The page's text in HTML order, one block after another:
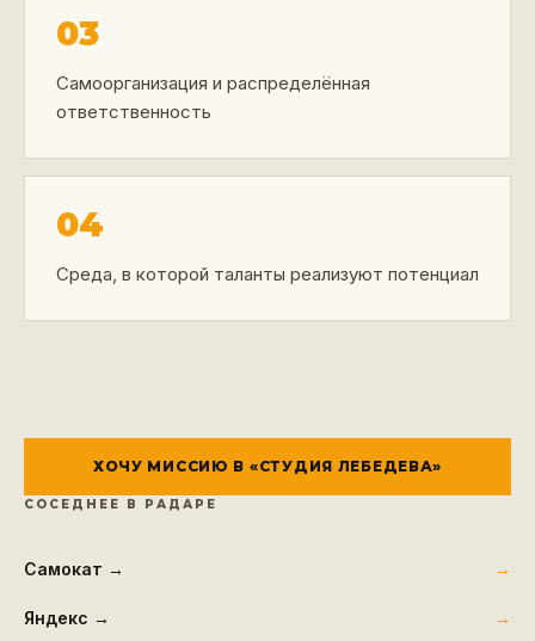
03
Самоорганизация и распределённая
ответственность
04
Среда, в которой таланты реализуют потенциал
ХОЧУ МИССИЮ В «СТУДИЯ ЛЕБЕДЕВА»
СОСЕДНЕЕ В РАДАРЕ
Самокат →
Яндекс →